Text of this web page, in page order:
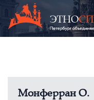
Монферран О.